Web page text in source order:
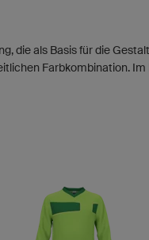
die als Basis für die
Farbkombination.